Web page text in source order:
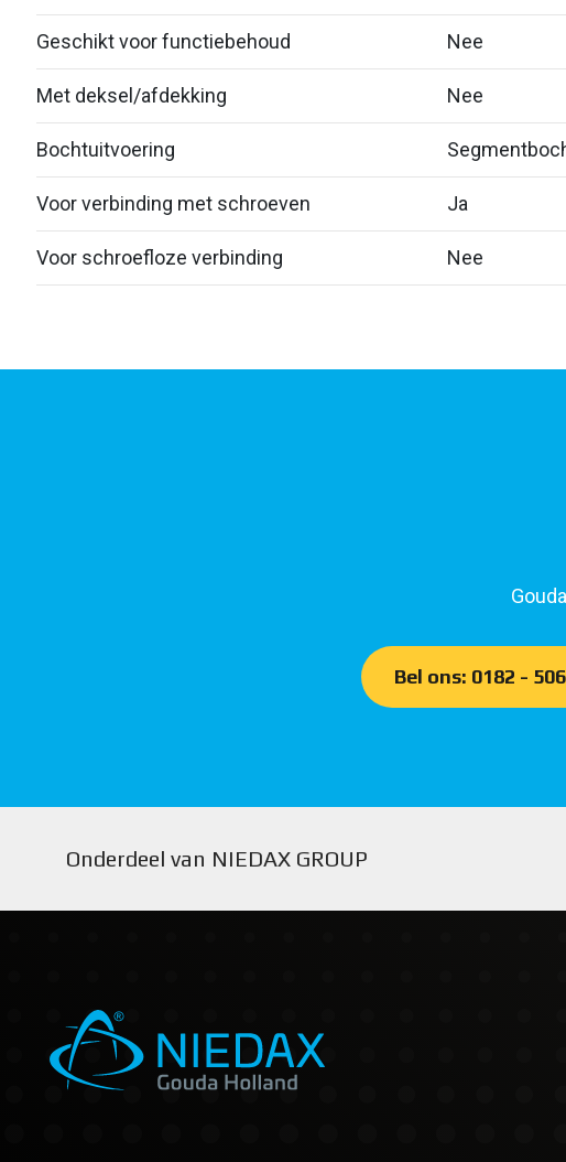
Geschikt voor functiebehoud Nee
Met deksel/afdekking Nee
Bochtuitvoering
Voor verbinding met schroeven Ja
Voor schroefloze verbinding Nee
Bel ons: 0182 -
Onderdeel van NIEDAX GROUP